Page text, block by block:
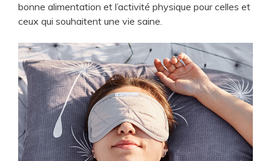
bonne alimentation et l’activité physique pour celles et
ceux qui souhaitent une vie saine.